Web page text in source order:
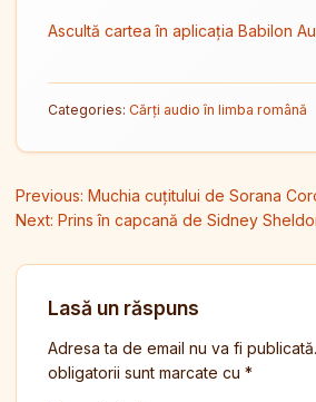
Ascultă cartea în aplicația Babilon
Categories: Cărți audio în limba română
Navigare în articole
Previous: Muchia cuțitului de Sorana
Next: Prins în capcană de Sidney
Lasă un răspuns
Adresa ta de email nu va fi publicată.
obligatorii sunt marcate cu *